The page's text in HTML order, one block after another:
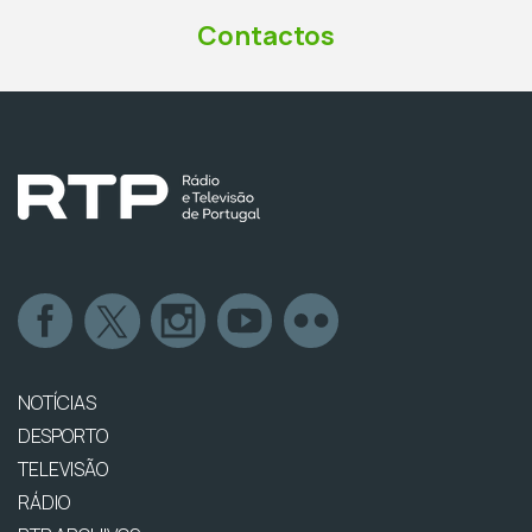
Contactos
NOTÍCIAS
DESPORTO
TELEVISÃO
RÁDIO